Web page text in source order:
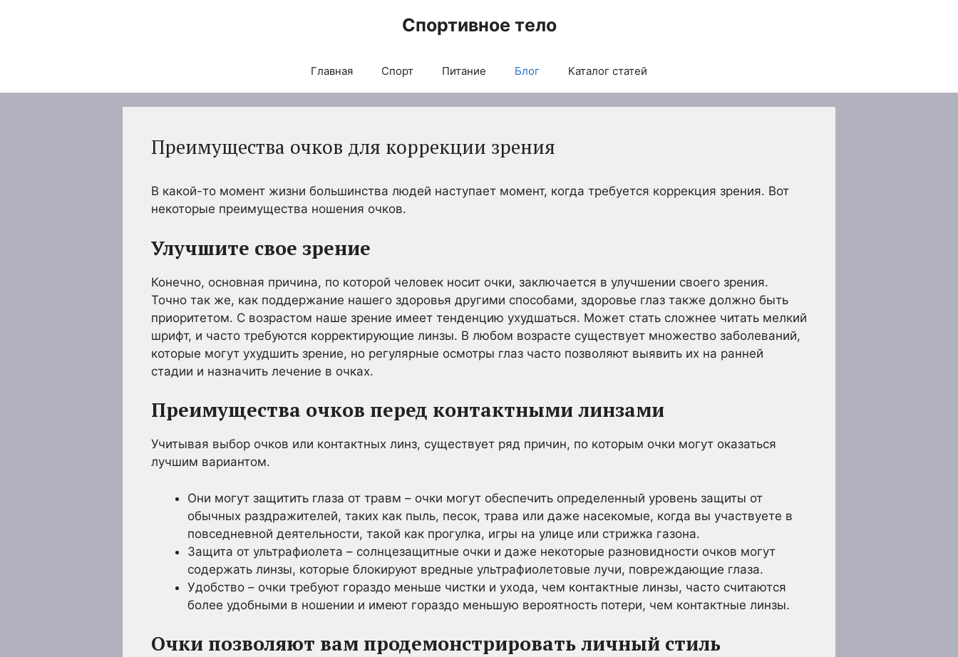
Спортивное тело
Главная Спорт Питание Блог Каталог статей
Преимущества очков для коррекции зрения
В какой-то момент жизни большинства людей наступает момент, когда требуется коррекция зрения. Вот
некоторые преимущества ношения очков.
Улучшите свое зрение
Конечно, основная причина, по которой человек носит очки, заключается в улучшении своего зрения.
Точно так же, как поддержание нашего здоровья другими способами, здоровье глаз также должно быть
приоритетом. С возрастом наше зрение имеет тенденцию ухудшаться. Может стать сложнее читать мелкий
шрифт, и часто требуются корректирующие линзы. В любом возрасте существует множество заболеваний,
которые могут ухудшить зрение, но регулярные осмотры глаз часто позволяют выявить их на ранней
стадии и назначить лечение в очках.
Преимущества очков перед контактными линзами
Учитывая выбор очков или контактных линз, существует ряд причин, по которым очки могут оказаться
лучшим вариантом.
Они могут защитить глаза от травм – очки могут обеспечить определенный уровень защиты от
обычных раздражителей, таких как пыль, песок, трава или даже насекомые, когда вы участвуете в
повседневной деятельности, такой как прогулка, игры на улице или стрижка газона.
Защита от ультрафиолета – солнцезащитные очки и даже некоторые разновидности очков могут
содержать линзы, которые блокируют вредные ультрафиолетовые лучи, повреждающие глаза.
Удобство – очки требуют гораздо меньше чистки и ухода, чем контактные линзы, часто считаются
более удобными в ношении и имеют гораздо меньшую вероятность потери, чем контактные линзы.
Очки позволяют вам продемонстрировать личный стиль